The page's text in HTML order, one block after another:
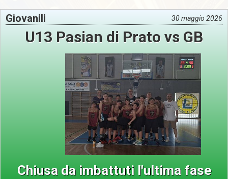
Giovanili 30 maggio 2026
U13 Pasian di Prato vs GB
Chiusa da imbattuti l'ultima fase